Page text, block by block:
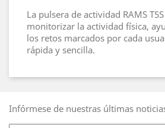
La pulsera de actividad RAMS
monitorizar la actividad física,
los retos marcados por cada
rápida y sencilla.
Infórmese de nuestras últimas